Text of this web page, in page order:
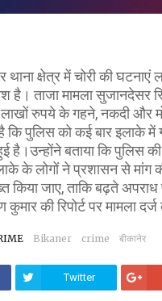
थाना क्षेत्र में चोरी की घटनाएं
ताजा मामला सुजानदेसर
रुपये के गहने, नकदी और
कि पुलिस को कई बार इलाके
है।उन्होंने बताया कि पुलिस
के लोगों ने प्रशासन से मांग
किया जाए, ताकि बढ़ते
कुमार की रिपोर्ट पर मामला
Bikaner crime बीकानेर
Twitter